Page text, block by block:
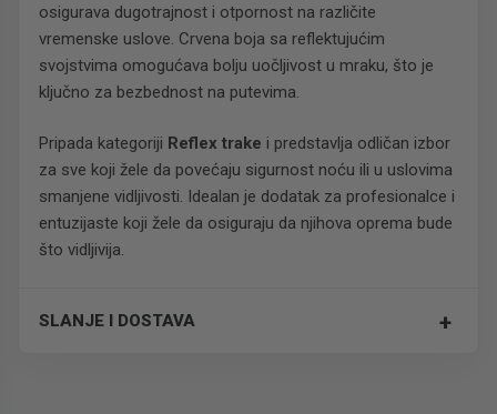
osigurava dugotrajnost i otpornost na različite
vremenske uslove. Crvena boja sa reflektujućim
svojstvima omogućava bolju uočljivost u mraku, što je
ključno za bezbednost na putevima.
Pripada kategoriji Reflex trake i predstavlja odličan izbor
za sve koji žele da povećaju sigurnost noću ili u uslovima
smanjene vidljivosti. Idealan je dodatak za profesionalce i
entuzijaste koji žele da osiguraju da njihova oprema bude
što vidljivija.
SLANJE I DOSTAVA +